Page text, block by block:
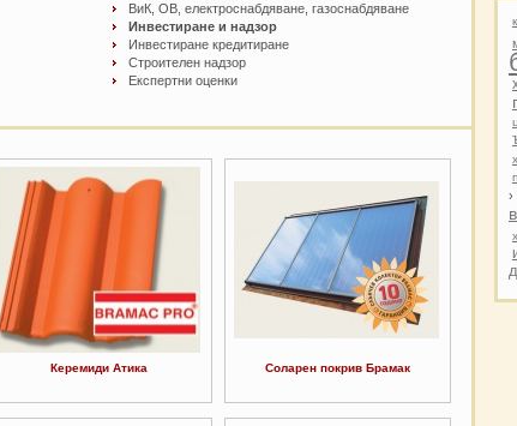
ВиК, ОВ, електроснабдяване, газоснабдяване
Инвестиране и надзор
Инвестиране кредитиране
Строителен надзор
Експертни оценки
Керемиди Атика Соларен покрив Брамак
›